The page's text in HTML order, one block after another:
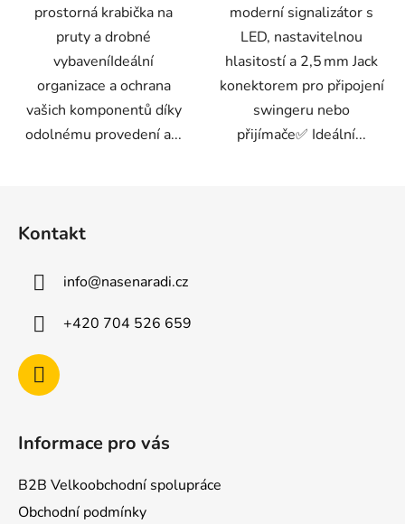
prostorná krabička na
pruty a drobné
vybaveníIdeální
organizace a ochrana
vašich komponentů díky
odolnému provedení a...
moderní signalizátor s
LED, nastavitelnou
hlasitostí a 2,5 mm Jack
konektorem pro připojení
swingeru nebo
přijímače✅ Ideální...
Kontakt
info@nasenaradi.cz
+420 704 526 659
Informace pro vás
B2B Velkoobchodní spolupráce
Obchodní podmínky